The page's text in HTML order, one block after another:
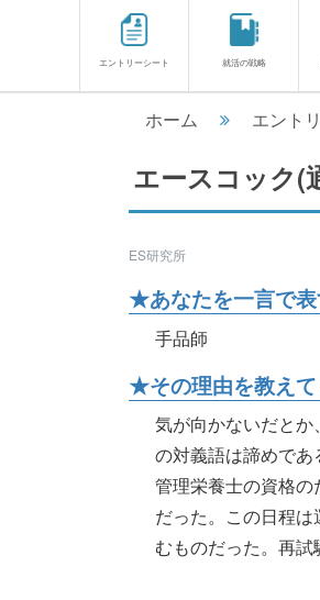
エントリーシート 就活の戦略
ホーム エント
エースコック(
ES研究所
★あなたを一言で
手品師
★その理由を教えて
気が向かないだと
の対義語は諦めであ
管理栄養士の資格
だった。この日程
むものだった。再試